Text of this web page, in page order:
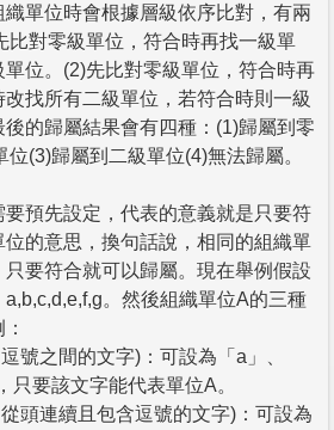
單位時會根據層級依序比對，有兩
比對零級單位，符合時再找一級單
位。(2)先比對零級單位，符合時再
找所有二級單位，若符合時則一級
的歸屬結果會有四種：(1)歸屬到零
(3)歸屬到二級單位(4)無法歸屬。
預先設定，代表的意義就是只要符
的意思，換句話說，相同的組織單
要符合就可以歸屬。現在舉例假設
。然後組織單位A的三種
號之間的文字)：可設為「a」、
只要該文字能代表單位A。
頭連續且包含逗號的文字)：可設為